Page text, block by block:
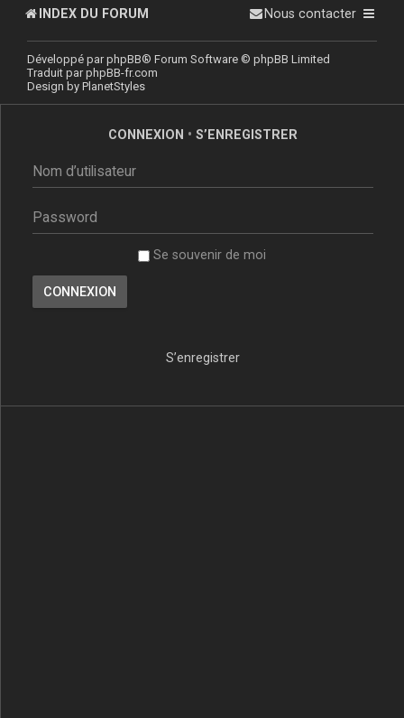
INDEX DU FORUM Nous contacter
Développé parphpBB® Forum Software © phpBB Limited
Traduit parphpBB-fr.com
Design by PlanetStyles
CONNEXION • S’ENREGISTRER
Se souvenir de moi
S’enregistrer